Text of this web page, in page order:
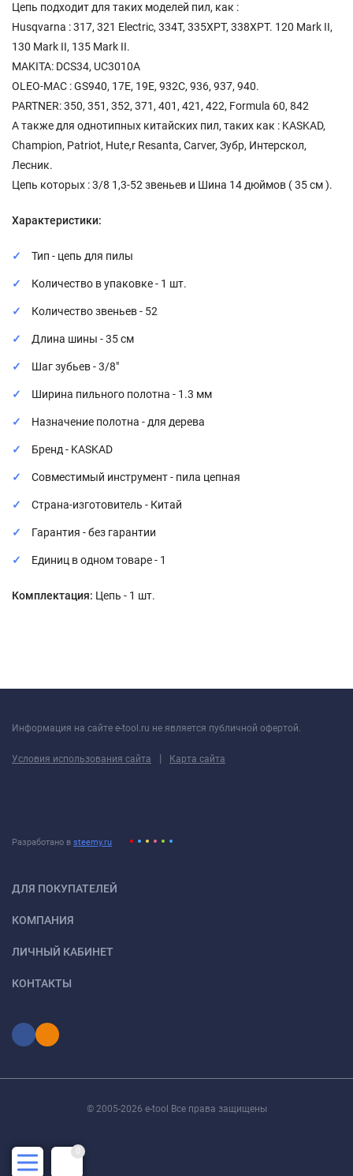
Цепь подходит для таких моделей пил, как :
Husqvarna : 317, 321 Electric, 334T, 335XPT, 338XPT. 120 Mark II,
130 Mark II, 135 Mark II.
MAKITA: DCS34, UC3010A
OLEO-MAC : GS940, 17E, 19E, 932C, 936, 937, 940.
PARTNER: 350, 351, 352, 371, 401, 421, 422, Formula 60, 842
А также для однотипных китайских пил, таких как : KASKAD,
Champion, Patriot, Hute,r Resanta, Carver, Зубр, Интерскол,
Лесник.
Цепь которых : 3/8 1,3-52 звеньев и Шина 14 дюймов ( 35 см ).
Характеристики:
Тип - цепь для пилы
Количество в упаковке - 1 шт.
Количество звеньев - 52
Длина шины - 35 см
Шаг зубьев - 3/8"
Ширина пильного полотна - 1.3 мм
Назначение полотна - для дерева
Бренд - KASKAD
Совместимый инструмент - пила цепная
Страна-изготовитель - Китай
Гарантия - без гарантии
Единиц в одном товаре - 1
Комплектация: Цепь - 1 шт.
Информация на сайте e-tool.ru не является публичной офертой.
Условия использования сайта | Карта сайта
Разработано в steemy.ru
ДЛЯ ПОКУПАТЕЛЕЙ
КОМПАНИЯ
ЛИЧНЫЙ КАБИНЕТ
КОНТАКТЫ
© 2005-2026 e-tool Все права защищены
0